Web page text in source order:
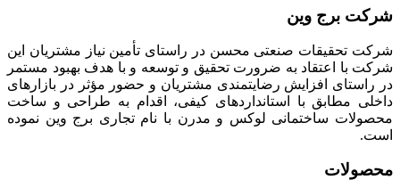
شرکت برج وین
شرکت تحقیقات صنعتی محسن در راستای تأمين نياز مشتريان اين
شركت با اعتقاد به ضرورت تحقيق و توسعه و با هدف بهبود مستمر
در راستای افزايش رضايتمندی مشتريان و حضور مؤثر در بازارهای
داخلی مطابق با استانداردهای کیفی، اقدام به طراحی و ساخت
محصولات ساختمانی لوکس و مدرن با نام تجاری برج وین نموده
است.
محصولات